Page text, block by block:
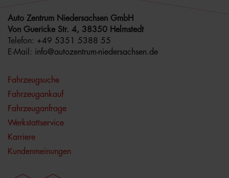
Auto Zentrum Niedersachsen GmbH
Von Guericke Str. 4, 38350 Helmstedt
Telefon: +49 5351 5388 55
E-Mail: info@autozentrum-niedersachsen.de
Fahrzeugsuche
Fahrzeugankauf
Fahrzeuganfrage
Werkstattservice
Karriere
Kundenmeinungen